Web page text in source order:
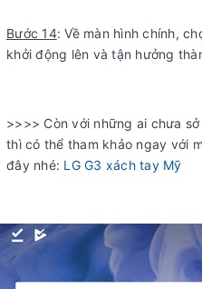
Bước 14: Về màn hình chính,
khởi động lên và tận hưởng
>>>> Còn với những ai chưa
thì có thể tham khảo ngay với
đây nhé: LG G3 xách tay Mỹ